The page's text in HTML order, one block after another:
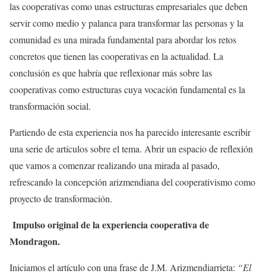
las cooperativas como unas estructuras empresariales que deben
servir como medio y palanca para transformar las personas y la
comunidad es una mirada fundamental para abordar los retos
concretos que tienen las cooperativas en la actualidad. La
conclusión es que habría que reflexionar más sobre las
cooperativas como estructuras cuya vocación fundamental es la
transformación social.
Partiendo de esta experiencia nos ha parecido interesante escribir
una serie de artículos sobre el tema. Abrir un espacio de reflexión
que vamos a comenzar realizando una mirada al pasado,
refrescando la concepción arizmendiana del cooperativismo como
proyecto de transformación.
Impulso original de la experiencia cooperativa de
Mondragon.
Iniciamos el artículo con una frase de J.M. Arizmendiarrieta: “El